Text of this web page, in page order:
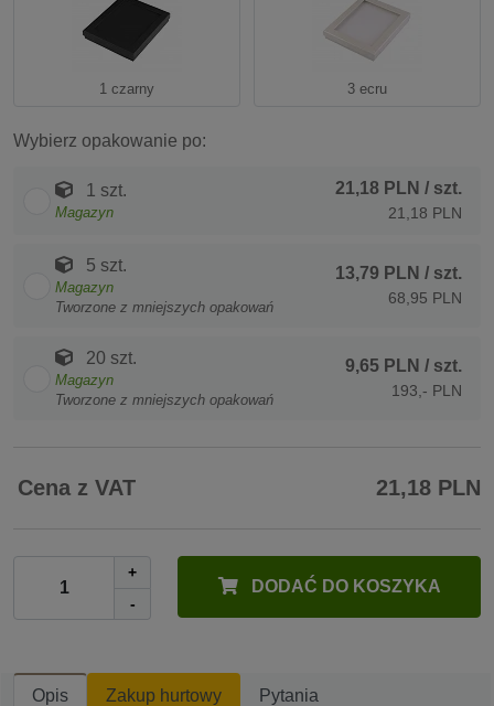
1 czarny 3 ecru
Wybierz opakowanie po:
1 szt.
Magazyn
21,18 PLN / szt.
21,18 PLN
5 szt.
Magazyn
Tworzone z mniejszych opakowań
13,79 PLN / szt.
68,95 PLN
20 szt.
Magazyn
Tworzone z mniejszych opakowań
9,65 PLN / szt.
193,- PLN
Cena z VAT 21,18 PLN
+
-
DODAĆ DO KOSZYKA
Opis Zakup hurtowy Pytania